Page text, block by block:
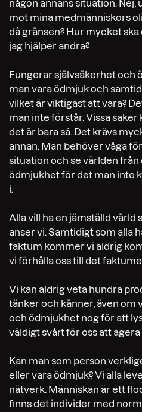
någon annans situation.
mot mina medmänniskors
då gränsen? Hur mycket
jag hjälper andra?
Fungerar självsäkerhet och
man vara ödmjuk och
vilket är viktigast att vara?
man inte förstår. Vissa saker
det är bara så. Det krävs
annan. Man behöver våga
situation och se världen från
ödmjukhet för det man inte
i.
Alla vill ha en jämställd värld
anser vi. Samtidigt som alla
faktum kommer vi aldrig
vi förhålla oss till det
Vi kan aldrig veta hundra
tänker och känner, även om
och ödmjukhet nog för att
väldigt svårt för oss att
Kan man som person
eller vara ödmjuk? Vi alla
nätverk. Människan är ett
finns det individer med